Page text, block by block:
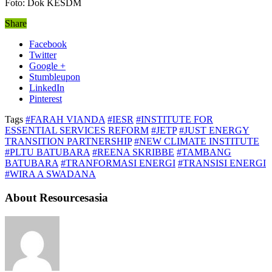
Foto: Dok KESDM
Share
Facebook
Twitter
Google +
Stumbleupon
LinkedIn
Pinterest
Tags #FARAH VIANDA #IESR #INSTITUTE FOR
ESSENTIAL SERVICES REFORM #JETP #JUST ENERGY
TRANSITION PARTNERSHIP #NEW CLIMATE INSTITUTE
#PLTU BATUBARA #REENA SKRIBBE #TAMBANG
BATUBARA #TRANFORMASI ENERGI #TRANSISI ENERGI
#WIRA A SWADANA
About Resourcesasia